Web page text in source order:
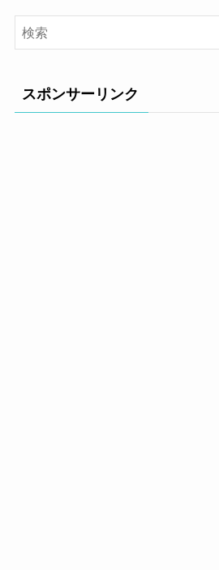
スポンサーリンク